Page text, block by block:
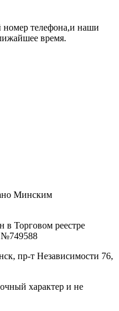
номер телефона,и наши
время.
Минским
в Торговом реестре
№749588
пр-т Независимости 76,
характер и не